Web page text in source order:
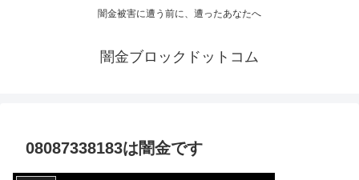
闇金被害に遭う前に、遭ったあなたへ
闇金ブロックドットコム
08087338183は闇金です